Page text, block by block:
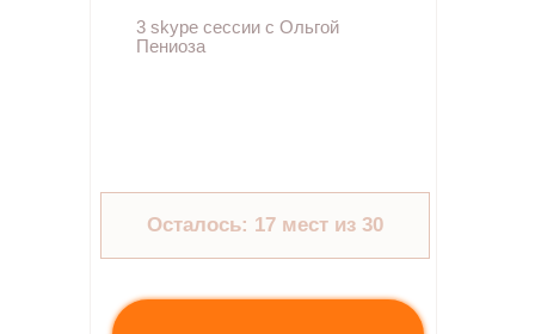
3 skype сессии с Ольгой
Пениоза
Осталось: 17 мест из 30